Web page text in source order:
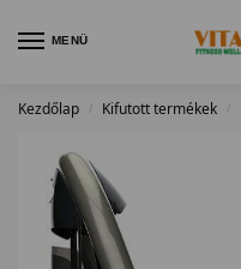
MENÜ
Kezdőlap / Kifutott termékek /